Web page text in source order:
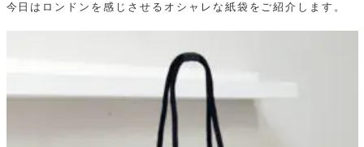
今日はロンドンを感じさせるオシャレな紙袋をご紹介します。